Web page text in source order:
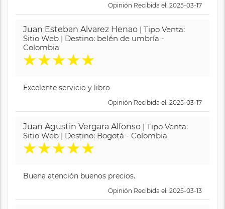
Opinión Recibida el: 2025-03-17
Juan Esteban Alvarez Henao | Tipo Venta:
Sitio Web | Destino: belén de umbría -
Colombia
★★★★★
Excelente servicio y libro
Opinión Recibida el: 2025-03-17
Juan Agustin Vergara Alfonso | Tipo Venta:
Sitio Web | Destino: Bogotá - Colombia
★★★★★
Buena atención buenos precios.
Opinión Recibida el: 2025-03-13